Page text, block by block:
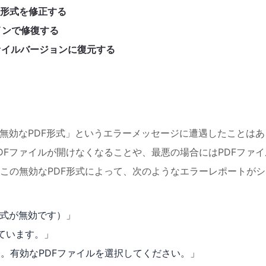
式を修正する
で修復する
ルバージョンに復元する
効なPDF形式」というエラーメッセージに遭遇したことはあ
ファイルが開けなくなることや、最悪の場合にはPDFファ
の無効なPDF形式によって、次のようなエラーレポートが
が無効です）」
います。」
有効なPDFファイルを選択してください。」